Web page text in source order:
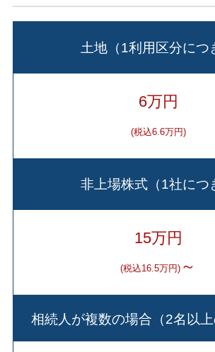
土地（1利用区分につ
6万円
(税込6.6万円)
非上場株式（1社につ
15万円
(税込16.5万円) ～
相続人が複数の場合（2名以上